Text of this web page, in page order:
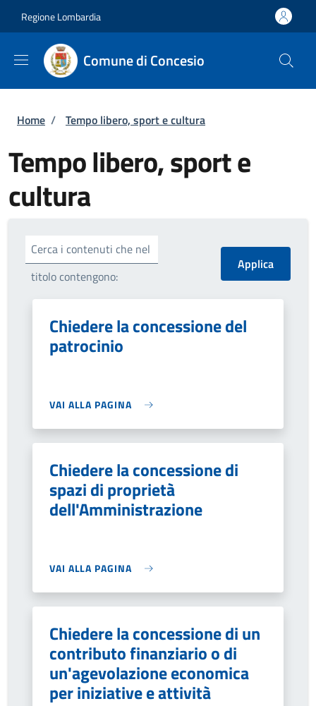
Regione Lombardia
Comune di Concesio
Briciole di pane
Home / Tempo libero, sport e cultura
Tempo libero, sport e
cultura
Cerca i contenuti che nel
titolo contengono:
Chiedere la concessione del
patrocinio
VAI ALLA PAGINA
Chiedere la concessione di
spazi di proprietà
dell'Amministrazione
VAI ALLA PAGINA
Chiedere la concessione di un
contributo finanziario o di
un'agevolazione economica
per iniziative e attività